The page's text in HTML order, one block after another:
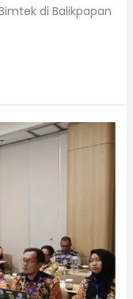
di Balikpapan